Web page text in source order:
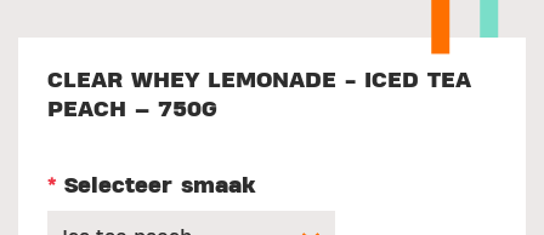
CLEAR WHEY LEMONADE - ICED TEA
PEACH – 750G
* Selecteer smaak